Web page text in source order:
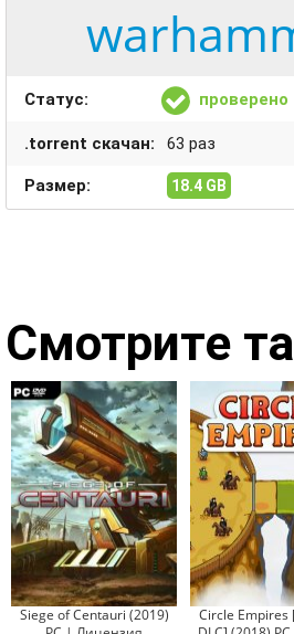
Статус: проверено
.torrent скачан: 63 раз
Размер: 18.4 GB
Смотрите
Siege of Centauri (2019)
Circle Empires